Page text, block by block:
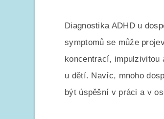
Diagnostika ADHD u
symptomů se může
koncentrací, impulzivitou
u dětí. Navíc, mnoho
být úspěšní v práci a v